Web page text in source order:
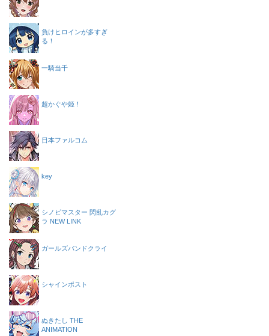
負けヒロインが多すぎ
る！
一騎当千
超かぐや姫！
日本ファルコム
key
シノビマスター 閃乱カグ
ラ NEW LINK
ガールズバンドクライ
シャインポスト
ぬきたし THE
ANIMATION